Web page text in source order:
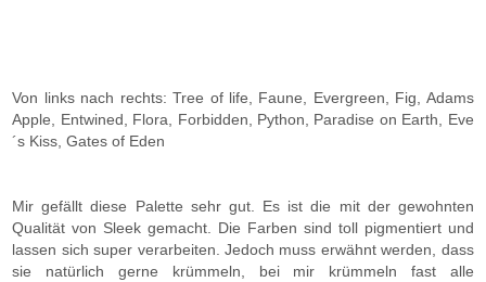
Von links nach rechts: Tree of life, Faune, Evergreen, Fig, Adams
Apple, Entwined, Flora, Forbidden, Python, Paradise on Earth, Eve
´s Kiss, Gates of Eden
Mir gefällt diese Palette sehr gut. Es ist die mit der gewohnten
Qualität von Sleek gemacht. Die Farben sind toll pigmentiert und
lassen sich super verarbeiten. Jedoch muss erwähnt werden, dass
sie natürlich gerne krümmeln, bei mir krümmeln fast alle